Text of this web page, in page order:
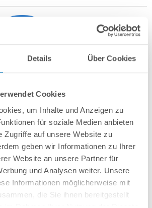
Details Über Cookies
Cookies
um Inhalte und Anzeigen zu
für soziale Medien anbieten
Zugriffe auf unsere Website zu
geben wir Informationen zu Ihrer
Website an unsere Partner für
und Analysen weiter. Unsere
Informationen möglicherweise mit
die Sie ihnen bereitgestellt
SANAHQ- Germany - bestehend
Stahlwand + sehr passgenauer,
und stabilem Aluminium
75 W : Reduziert den
SANAPRO PRIME 400 / SPECKPP 7(Made in